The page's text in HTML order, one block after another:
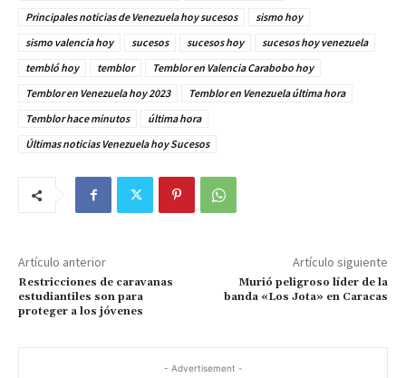
Principales noticias de Venezuela hoy sucesos
sismo hoy
sismo valencia hoy
sucesos sucesos hoy
sucesos hoy venezuela
tembló hoy
temblor
Temblor en Valencia Carabobo hoy
Temblor en Venezuela hoy 2023
Temblor en Venezuela última hora
Temblor hace minutos
última hora
Últimas noticias Venezuela hoy Sucesos
Artículo anterior
Restricciones de caravanas
estudiantiles son para
proteger a los jóvenes
Artículo siguiente
Murió peligroso líder de la
banda «Los Jota» en Caracas
- Advertisement -